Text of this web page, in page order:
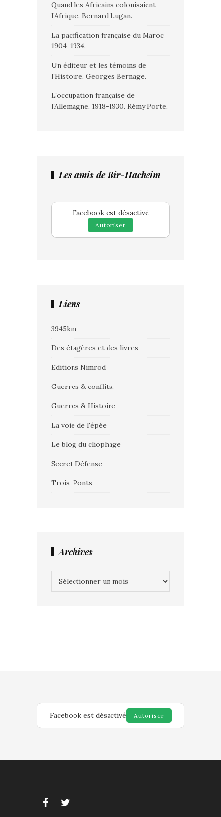
Quand les Africains colonisaient
l’Afrique. Bernard Lugan.
La pacification française du Maroc
1904-1934.
Un éditeur et les témoins de
l’Histoire. Georges Bernage.
L’occupation française de
l’Allemagne. 1918-1930. Rémy Porte.
Les amis de Bir-Hacheim
Facebook est désactivé
Autoriser
Liens
3945km
Des étagères et des livres
Editions Nimrod
Guerres & conflits.
Guerres & Histoire
La voie de l'épée
Le blog du cliophage
Secret Défense
Trois-Ponts
Archives
Facebook est désactivé Autoriser